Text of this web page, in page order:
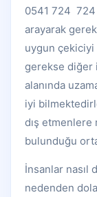
0541 724 724
arayarak
uygun
gerekse diğer
alanında
iyi
dış etmenlere
bulunduğu
İnsanlar nasıl
nedenden